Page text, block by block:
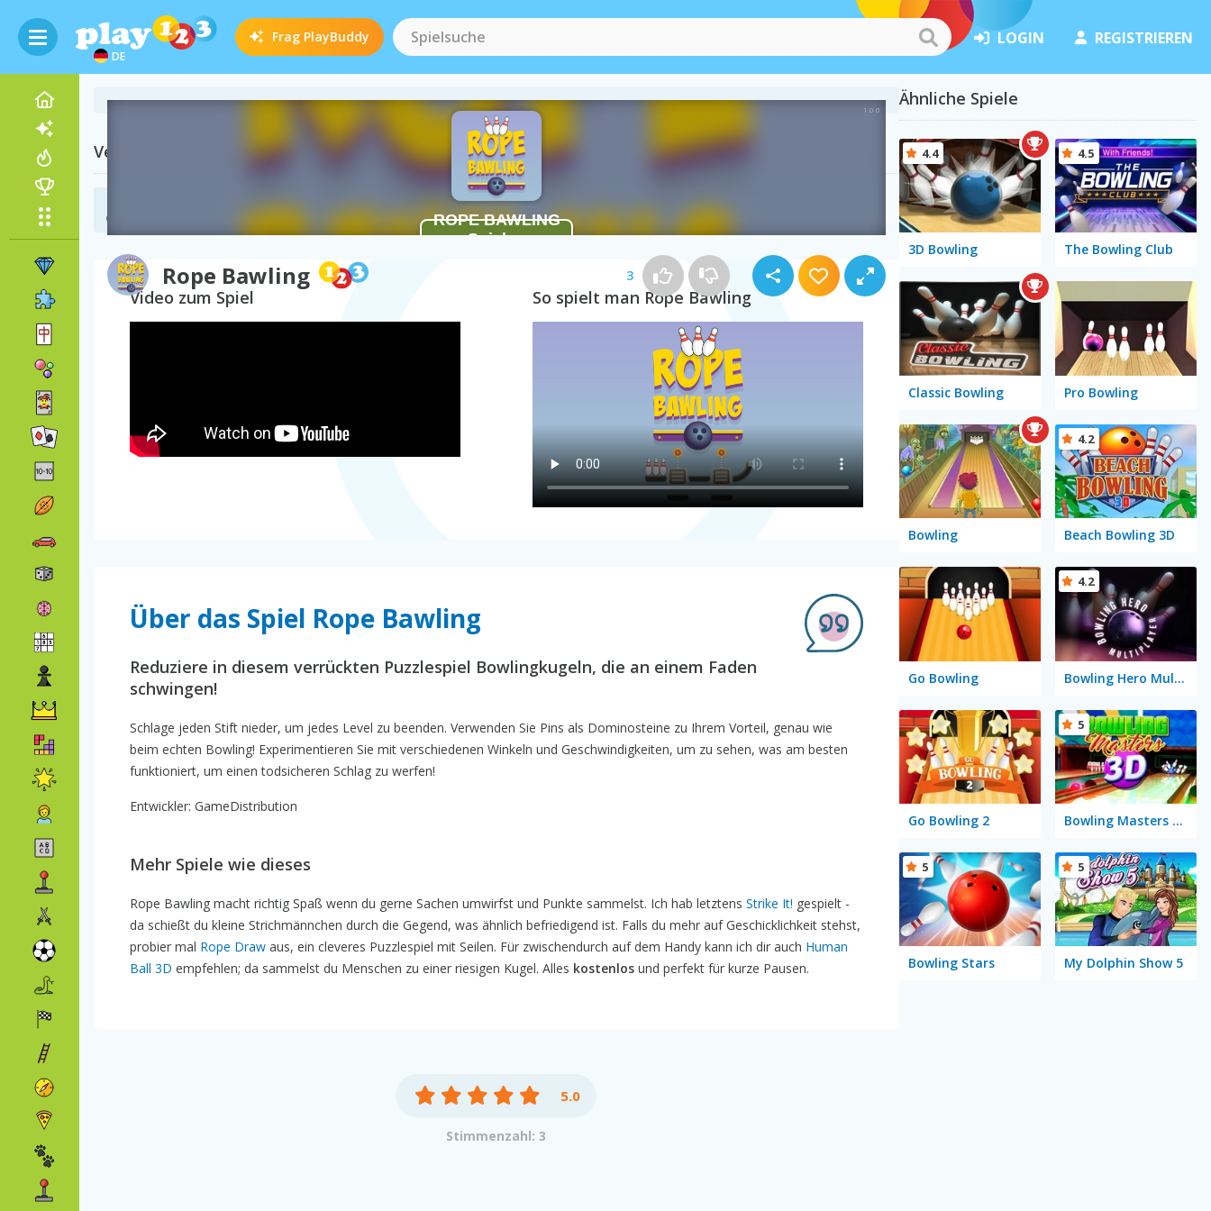
DE
Frag PlayBuddy LOGIN REGISTRIEREN
Rope Bawling 3
Verwandte Kategorien
Bowling Spiele(17)
Video zum Spiel So spielt man Rope Bawling
Über das Spiel Rope Bawling
Reduziere in diesem verrückten Puzzlespiel Bowlingkugeln, die an einem Faden
schwingen!
Schlage jeden Stift nieder, um jedes Level zu beenden. Verwenden Sie Pins als Dominosteine zu Ihrem Vorteil, genau wie
beim echten Bowling! Experimentieren Sie mit verschiedenen Winkeln und Geschwindigkeiten, um zu sehen, was am besten
funktioniert, um einen todsicheren Schlag zu werfen!
Entwickler: GameDistribution
Mehr Spiele wie dieses
Rope Bawling macht richtig Spaß wenn du gerne Sachen umwirfst und Punkte sammelst. Ich hab letztens Strike It! gespielt -
da schießt du kleine Strichmännchen durch die Gegend, was ähnlich befriedigend ist. Falls du mehr auf Geschicklichkeit stehst,
probier mal Rope Draw aus, ein cleveres Puzzlespiel mit Seilen. Für zwischendurch auf dem Handy kann ich dir auch Human
Ball 3D empfehlen; da sammelst du Menschen zu einer riesigen Kugel. Alles kostenlos und perfekt für kurze Pausen.
5.0
Stimmenzahl: 3
Ähnliche Spiele
3D Bowling
4.4
The Bowling Club
4.5
Classic Bowling Pro Bowling
Bowling Beach Bowling 3D
4.2
Go Bowling Bowling Hero Multiplayer
4.2
Go Bowling 2 Bowling Masters 3D
5
Bowling Stars
5
My Dolphin Show 5
5